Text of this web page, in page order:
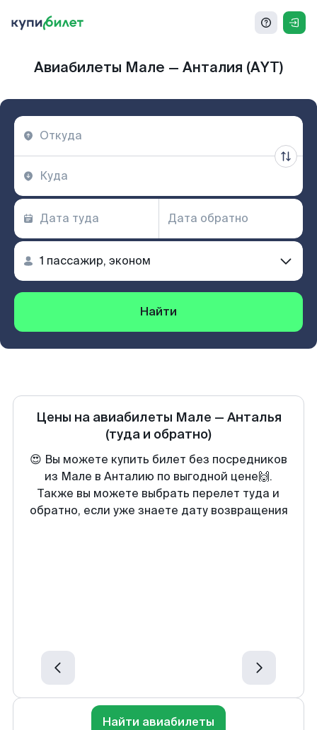
Авиабилеты Мале — Анталия (AYT)
Найти
Цены на авиабилеты Мале — Анталья
(туда и обратно)
😍 Вы можете купить билет без посредников
из Мале в Анталию по выгодной цене🙌.
Также вы можете выбрать перелет туда и
обратно, если уже знаете дату возвращения
Найти авиабилеты